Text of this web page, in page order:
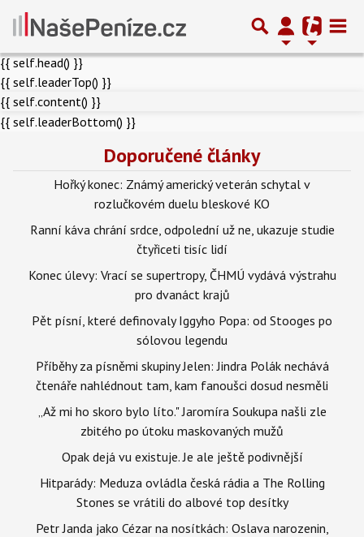
{{ self.head() }}
{{ self.leaderTop() }}
{{ self.content() }}
{{ self.leaderBottom() }}
Doporučené články
Hořký konec: Známý americký veterán schytal v
rozlučkovém duelu bleskové KO
Ranní káva chrání srdce, odpolední už ne, ukazuje studie
čtyřiceti tisíc lidí
Konec úlevy: Vrací se supertropy, ČHMÚ vydává výstrahu
pro dvanáct krajů
Pět písní, které definovaly Iggyho Popa: od Stooges po
sólovou legendu
Příběhy za písněmi skupiny Jelen: Jindra Polák nechává
čtenáře nahlédnout tam, kam fanoušci dosud nesměli
„Až mi ho skoro bylo líto." Jaromíra Soukupa našli zle
zbitého po útoku maskovaných mužů
Opak dejá vu existuje. Je ale ještě podivnější
Hitparády: Meduza ovládla česká rádia a The Rolling
Stones se vrátili do albové top desítky
Petr Janda jako Cézar na nosítkách: Oslava narozenin,